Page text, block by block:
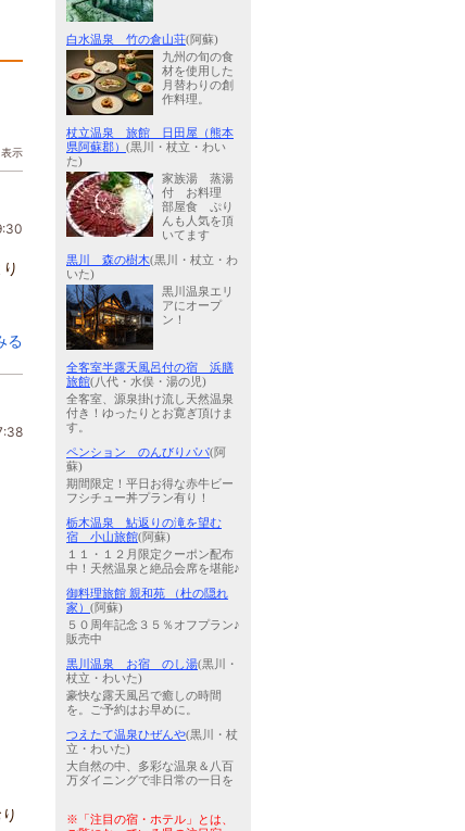
示
る
白水温泉 竹の倉山荘(阿蘇)
九州の旬の食
材を使用した
月替わりの創
作料理。
杖立温泉 旅館 日田屋（熊本
県阿蘇郡） (黒川・杖立・わい
た)
家族湯 蒸湯
付 お料理
部屋食 ぷり
んも人気を頂
いてます
黒川 森の樹木(黒川・杖立・わ
いた)
黒川温泉エリ
アにオープ
ン！
全客室半露天風呂付の宿 浜膳
旅館(八代・水俣・湯の児)
全客室、源泉掛け流し天然温泉
付き！ゆったりとお寛ぎ頂けま
す。
ペンション のんびりパパ(阿
蘇)
期間限定！平日お得な赤牛ビー
フシチュー丼プラン有り！
栃木温泉 鮎返りの滝を望む
宿 小山旅館(阿蘇)
１１・１２月限定クーポン配布
中！天然温泉と絶品会席を堪能♪
御料理旅館 親和苑 （杜の隠れ
家） (阿蘇)
５０周年記念３５％オフプラン♪
販売中
黒川温泉 お宿 のし湯(黒川・
杖立・わいた)
豪快な露天風呂で癒しの時間
を。ご予約はお早めに。
つえたて温泉ひぜんや(黒川・杖
立・わいた)
大自然の中、多彩な温泉＆八百
万ダイニングで非日常の一日を
※「注目の宿・ホテル」とは、